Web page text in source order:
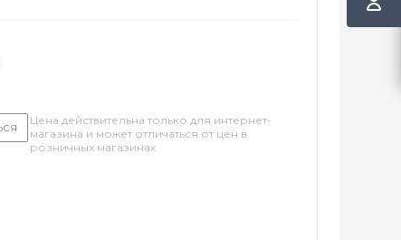
Цена действительна только для интернет-
магазина и может отличаться от цен в
розничных магазинах